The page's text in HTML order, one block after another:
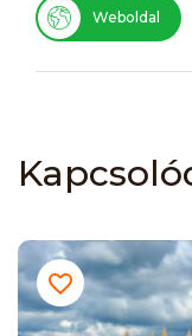
Weboldal